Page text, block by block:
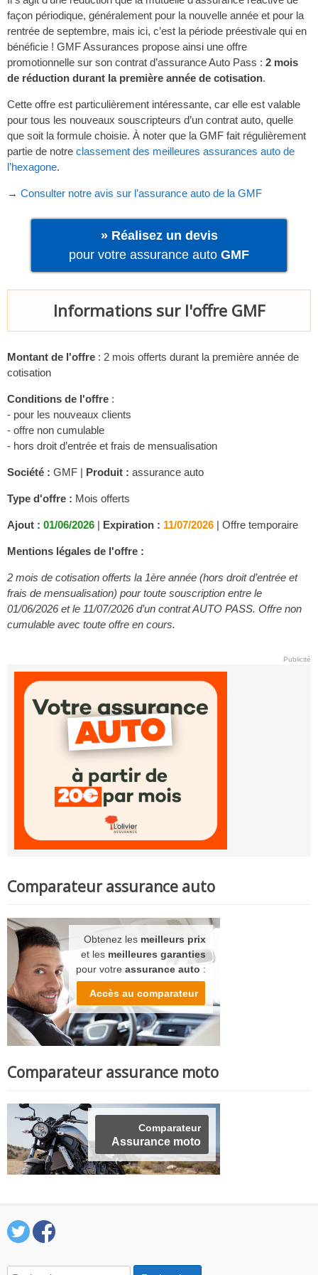
façon périodique, généralement pour la nouvelle année et pour la
rentrée de septembre, mais ici, c’est la période préestivale qui en
bénéficie ! GMF Assurances propose ainsi une offre
promotionnelle sur son contrat d’assurance Auto Pass : 2 mois
de réduction durant la première année de cotisation.
Cette offre est particulièrement intéressante, car elle est valable
pour tous les nouveaux souscripteurs d’un contrat auto, quelle
que soit la formule choisie. À noter que la GMF fait régulièrement
partie de notre classement des meilleures assurances auto de
l’hexagone.
→ Consulter notre avis sur l’assurance auto de la GMF
» Réalisez un devis
pour votre assurance auto GMF
Informations sur l'offre GMF
Montant de l'offre : 2 mois offerts durant la première année de
cotisation
Conditions de l'offre :
- pour les nouveaux clients
- offre non cumulable
- hors droit d’entrée et frais de mensualisation
Société : GMF | Produit : assurance auto
Type d'offre : Mois offerts
Ajout : 01/06/2026 | Expiration : 11/07/2026 | Offre temporaire
Mentions légales de l'offre :
2 mois de cotisation offerts la 1ère année (hors droit d’entrée et
frais de mensualisation) pour toute souscription entre le
01/06/2026 et le 11/07/2026 d’un contrat AUTO PASS. Offre non
cumulable avec toute offre en cours.
Publicité
Comparateur assurance auto
Obtenez les meilleurs prix
et les meilleures garanties
pour votre assurance auto :
Accès au comparateur
Comparateur assurance moto
Comparateur
Assurance moto